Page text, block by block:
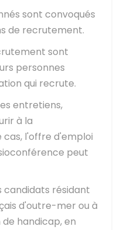
sont convoqués
de recrutement.
sont
personnes
qui recrute.
entretiens,
à la
cas, l'offre d'emploi
peut
candidats résidant
d'outre-mer ou à
handicap, en